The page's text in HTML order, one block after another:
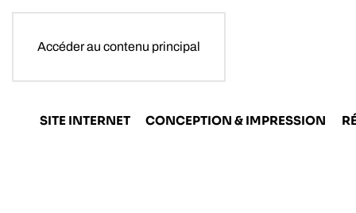
Accéder au contenu principal
SITE INTERNET CONCEPTION & IMPRESSION